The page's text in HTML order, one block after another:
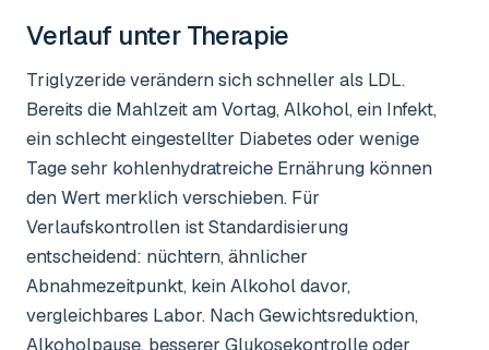
Verlauf unter Therapie
Triglyzeride verändern sich schneller als LDL.
Bereits die Mahlzeit am Vortag, Alkohol, ein Infekt,
ein schlecht eingestellter Diabetes oder wenige
Tage sehr kohlenhydratreiche Ernährung können
den Wert merklich verschieben. Für
Verlaufskontrollen ist Standardisierung
entscheidend: nüchtern, ähnlicher
Abnahmezeitpunkt, kein Alkohol davor,
vergleichbares Labor. Nach Gewichtsreduktion,
Alkoholpause, besserer Glukosekontrolle oder